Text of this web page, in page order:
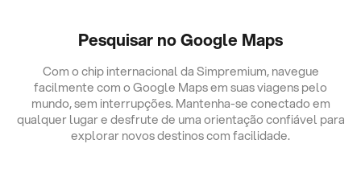
Pesquisar no Google Maps
Com o chip internacional da Simpremium, navegue
facilmente com o Google Maps em suas viagens pelo
mundo, sem interrupções. Mantenha-se conectado em
qualquer lugar e desfrute de uma orientação confiável para
explorar novos destinos com facilidade.